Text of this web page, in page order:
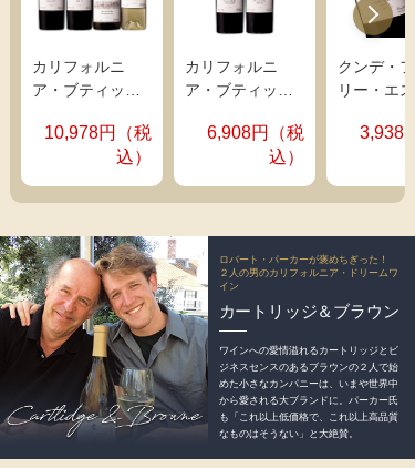
れることなく家族経営による小規模生産者を堅持しているの
は、「規模の拡大に力とお金を使っては良いワインが造れな
け、
2005年には全米でわずか10生産者のみに与えられた最注
目の小規模生産者の栄誉「ザ・ホッテスト・スモール・ブラ
ンド」を受賞しています。
持続可能性を重視したクンデ家のブドウ栽培は、世代を重ね
るごとに形作られてきました。それは土壌の育成、土地に自
生する生態系の尊重など、環境に負荷をかけない畑での取り
サイクルシステムなどが日常作業に取り入れられています。
「私たちのワイン造りの使命は、ドラマチックなブドウ畑の
風景を美しく表現した、テロワールを感じさせるエレガント
なワインを造ること」と語る醸造家ザック・ロング氏の言葉
に、クンデファミリーの確かなビジョンを垣間見ることがで
きます。
カリフォルニ
ア・ブティック
ンデ赤白ワイン
10,978円（税
込）
カリフォルニ
ア・ブティック
ンデ赤ワイン２
6,908円（税
込）
クンデ・フ
リー・エス
デル・ソノ
Ａソノマ・
レー）
3,938
ロバート・パーカーが褒めちぎった！
２人の男のカリフォルニア・ドリームワ
イン
カートリッジ＆ブラウン
ワインへの愛情溢れるカートリッジとビ
ジネスセンスのあるブラウンの２人で始
めた小さなカンパニーは、いまや世界中
から愛される大ブランドに。パーカー氏
も「これ以上低価格で、これ以上高品質
なものはそうない」と大絶賛。